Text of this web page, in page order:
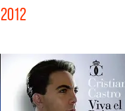
2012